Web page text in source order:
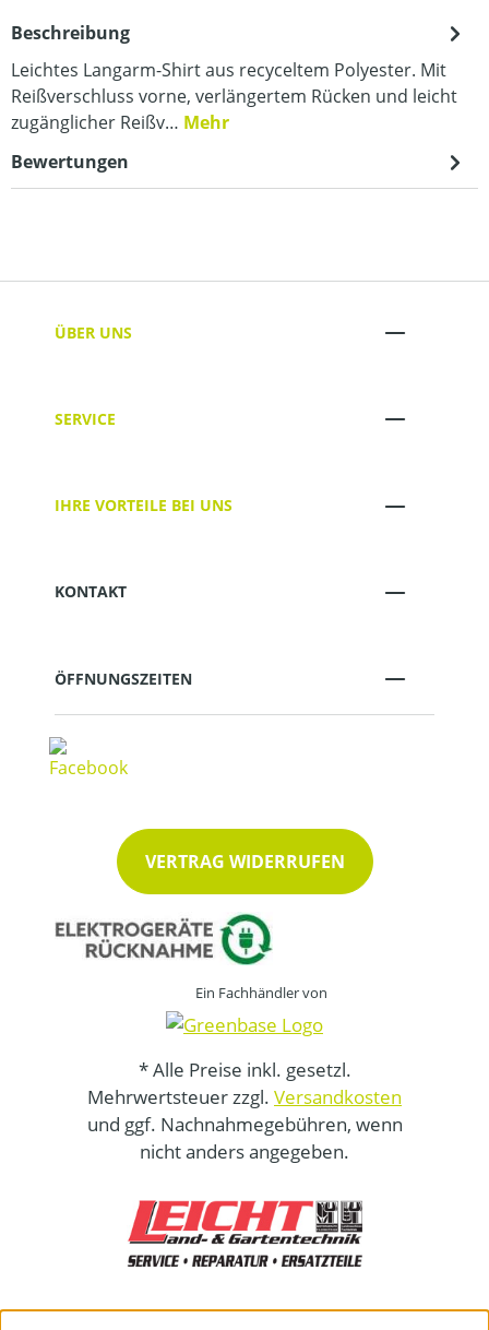
Beschreibung
Leichtes Langarm-Shirt aus recyceltem Polyester. Mit
Reißverschluss vorne, verlängertem Rücken und leicht
zugänglicher Reißv… Mehr
Bewertungen
ÜBER UNS
SERVICE
IHRE VORTEILE BEI UNS
KONTAKT
ÖFFNUNGSZEITEN
VERTRAG WIDERRUFEN
Ein Fachhändler von
* Alle Preise inkl. gesetzl.
Mehrwertsteuer zzgl. Versandkosten
und ggf. Nachnahmegebühren, wenn
nicht anders angegeben.